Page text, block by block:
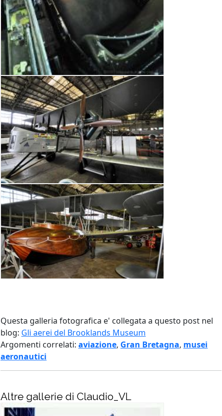
Questa galleria fotografica e' collegata a questo post nel
blog: Gli aerei del Brooklands Museum
Argomenti correlati: aviazione, Gran Bretagna, musei
aeronautici
Altre gallerie di Claudio_VL